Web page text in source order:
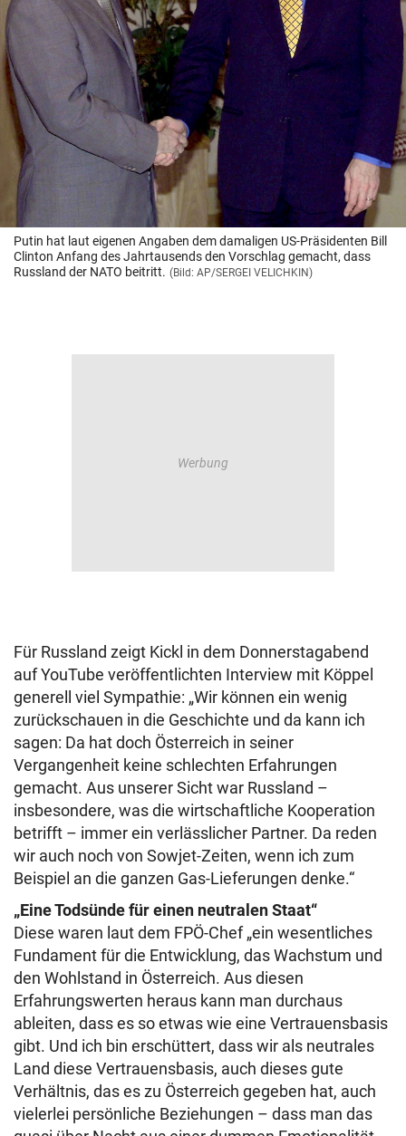
Putin hat laut eigenen Angaben dem damaligen US-Präsidenten Bill
Clinton Anfang des Jahrtausends den Vorschlag gemacht, dass
Russland der NATO beitritt. (Bild: AP/SERGEI VELICHKIN)
Für Russland zeigt Kickl in dem Donnerstagabend
auf YouTube veröffentlichten Interview mit Köppel
generell viel Sympathie: „Wir können ein wenig
zurückschauen in die Geschichte und da kann ich
sagen: Da hat doch Österreich in seiner
Vergangenheit keine schlechten Erfahrungen
gemacht. Aus unserer Sicht war Russland –
insbesondere, was die wirtschaftliche Kooperation
betrifft – immer ein verlässlicher Partner. Da reden
wir auch noch von Sowjet-Zeiten, wenn ich zum
Beispiel an die ganzen Gas-Lieferungen denke.“
„Eine Todsünde für einen neutralen Staat“
Diese waren laut dem FPÖ-Chef „ein wesentliches
Fundament für die Entwicklung, das Wachstum und
den Wohlstand in Österreich. Aus diesen
Erfahrungswerten heraus kann man durchaus
ableiten, dass es so etwas wie eine Vertrauensbasis
gibt. Und ich bin erschüttert, dass wir als neutrales
Land diese Vertrauensbasis, auch dieses gute
Verhältnis, das es zu Österreich gegeben hat, auch
vielerlei persönliche Beziehungen – dass man das